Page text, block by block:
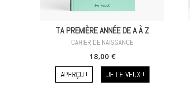
TA PREMIÈRE ANNÉE DE A À Z
CAHIER DE NAISSANCE
18,00 €
APERÇU ! JE LE VEUX !